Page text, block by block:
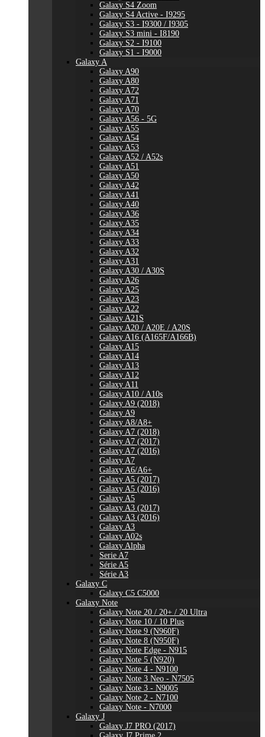
Galaxy S4 Zoom
Galaxy S4 Active - I9295
Galaxy S3 - I9300 / I9305
Galaxy S3 mini - I8190
Galaxy S2 - I9100
Galaxy S1 - I9000
Galaxy A
Galaxy A90
Galaxy A80
Galaxy A72
Galaxy A71
Galaxy A70
Galaxy A56 - 5G
Galaxy A55
Galaxy A54
Galaxy A53
Galaxy A52 / A52s
Galaxy A51
Galaxy A50
Galaxy A42
Galaxy A41
Galaxy A40
Galaxy A36
Galaxy A35
Galaxy A34
Galaxy A33
Galaxy A32
Galaxy A31
Galaxy A30 / A30S
Galaxy A26
Galaxy A25
Galaxy A23
Galaxy A22
Galaxy A21S
Galaxy A20 / A20E / A20S
Galaxy A16 (A165F/A166B)
Galaxy A15
Galaxy A14
Galaxy A13
Galaxy A12
Galaxy A11
Galaxy A10 / A10s
Galaxy A9 (2018)
Galaxy A9
Galaxy A8/A8+
Galaxy A7 (2018)
Galaxy A7 (2017)
Galaxy A7 (2016)
Galaxy A7
Galaxy A6/A6+
Galaxy A5 (2017)
Galaxy A5 (2016)
Galaxy A5
Galaxy A3 (2017)
Galaxy A3 (2016)
Galaxy A3
Galaxy A02s
Galaxy Alpha
Serie A7
Série A5
Série A3
Galaxy C
Galaxy C5 C5000
Galaxy Note
Galaxy Note 20 / 20+ / 20 Ultra
Galaxy Note 10 / 10 Plus
Galaxy Note 9 (N960F)
Galaxy Note 8 (N950F)
Galaxy Note Edge - N915
Galaxy Note 5 (N920)
Galaxy Note 4 - N9100
Galaxy Note 3 Neo - N7505
Galaxy Note 3 - N9005
Galaxy Note 2 - N7100
Galaxy Note - N7000
Galaxy J
Galaxy J7 PRO (2017)